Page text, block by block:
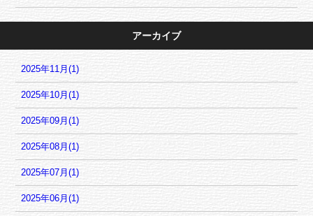
アーカイブ
2025年11月(1)
2025年10月(1)
2025年09月(1)
2025年08月(1)
2025年07月(1)
2025年06月(1)